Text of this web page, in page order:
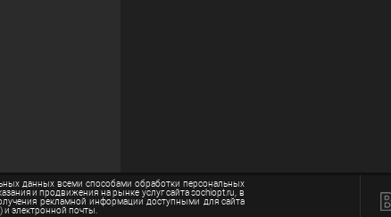
данных всеми способами обработки персональных
и продвижения на рынке услуг сайта sochiopt.ru, в
рекламной информации доступными для сайта
электронной почты.